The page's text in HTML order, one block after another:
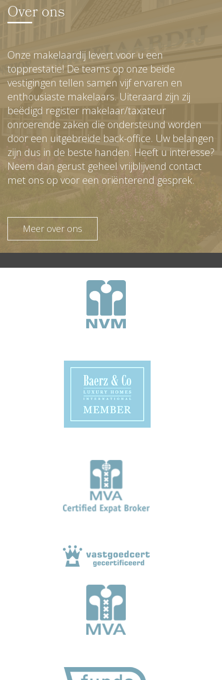
Over ons
Onze makelaardij levert voor u een
topprestatie! De teams op onze beide
vestigingen tellen samen vijf ervaren en
enthousiaste makelaars. Uiteraard zijn zij
beëdigd register makelaar/taxateur
onroerende zaken die ondersteund worden
door een uitgebreide back-office. Uw belangen
zijn dus in de beste handen. Heeft u interesse?
Neem dan gerust geheel vrijblijvend contact
met ons op voor een oriënterend gesprek.
Meer over ons